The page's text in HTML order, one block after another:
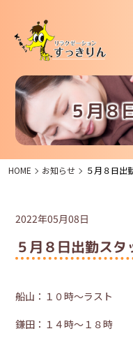
５月８
HOME お知らせ ５月８日出
2022年05月08日
５月８日出勤スタ
船山：１０時～ラスト
鎌田：１４時～１８時